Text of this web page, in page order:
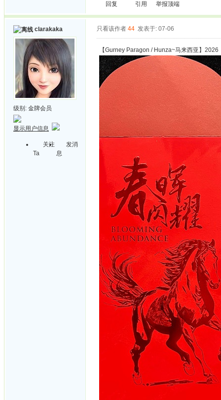
回复 引用 举报顶端
clarakaka
级别: 金牌会员
显示用户信息
关注
Ta
发消
息
只看该作者 44 发表于: 07-06
【Gurney Paragon / Hunza~马来西亚】2026